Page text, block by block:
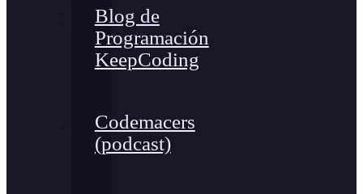
Blog de
Programación
KeepCoding
Codemacers
(podcast)